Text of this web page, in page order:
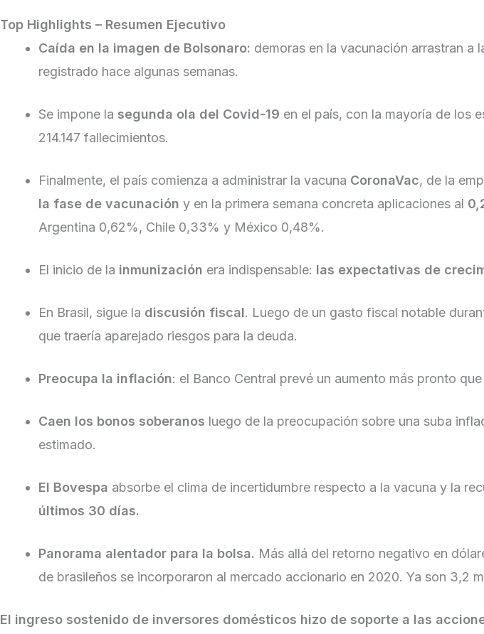
Top Highlights – Resumen Ejecutivo
Caída en la imagen de Bolsonaro: demoras en la vacunación arrastran
registrado hace algunas semanas.
Se impone la segunda ola del Covid-19 en el país, con la mayoría de los
214.147 fallecimientos.
Finalmente, el país comienza a administrar la vacuna CoronaVac, de la
la fase de vacunación y en la primera semana concreta aplicaciones al
Argentina 0,62%, Chile 0,33% y México 0,48%.
El inicio de la inmunización era indispensable: las expectativas de
En Brasil, sigue la discusión fiscal. Luego de un gasto fiscal notable
que traería aparejado riesgos para la deuda.
Preocupa la inflación: el Banco Central prevé un aumento más pronto
Caen los bonos soberanos luego de la preocupación sobre una suba
estimado.
El Bovespa absorbe el clima de incertidumbre respecto a la vacuna y la
últimos 30 días.
Panorama alentador para la bolsa. Más allá del retorno negativo en
de brasileños se incorporaron al mercado accionario en 2020. Ya son 3,2
El ingreso sostenido de inversores domésticos hizo de soporte a las